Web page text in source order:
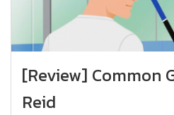
[Review] Common
Reid